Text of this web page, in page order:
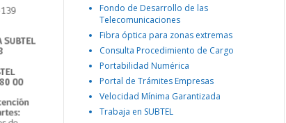
Fondo de Desarrollo de las
Telecomunicaciones
Fibra óptica para zonas extremas
Consulta Procedimiento de Cargo
Portabilidad Numérica
Portal de Trámites Empresas
Velocidad Mínima Garantizada
Trabaja en SUBTEL